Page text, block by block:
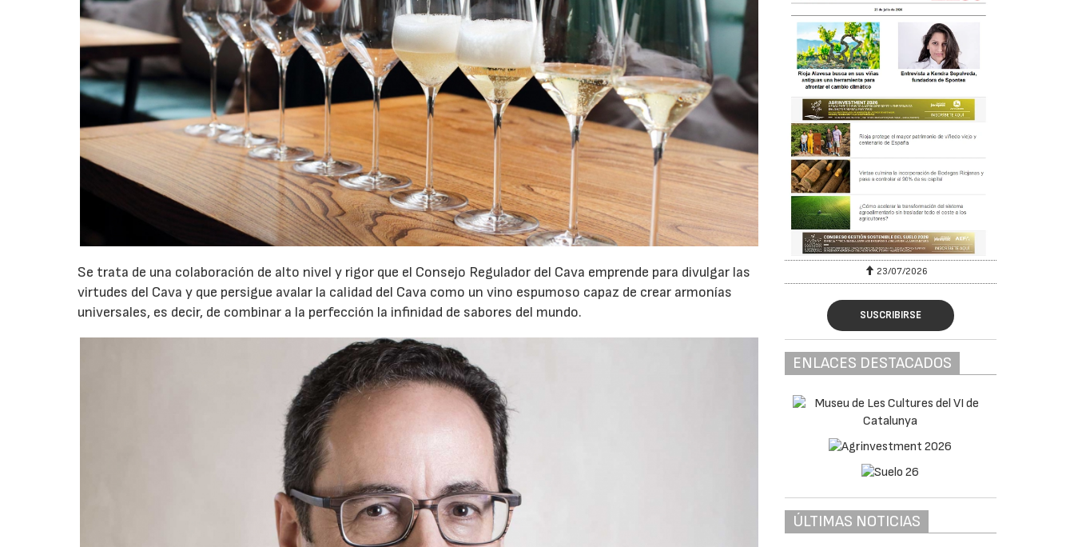
Se trata de una colaboración de alto nivel y rigor que el Consejo Regulador del Cava emprende para divulgar las
virtudes del Cava y que persigue avalar la calidad del Cava como un vino espumoso capaz de crear armonías
universales, es decir, de combinar a la perfección la infinidad de sabores del mundo.
23/07/2026 30/07/2026 23/07/2026
SUSCRIBIRSE
ENLACES DESTACADOS
ÚLTIMAS NOTICIAS